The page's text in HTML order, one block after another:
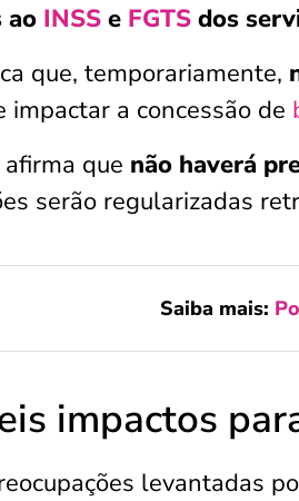
ao INSS e FGTS dos
que, temporariamente,
impactar a concessão de
que não haverá
serão regularizadas
Saiba mais:
impactos
levantadas